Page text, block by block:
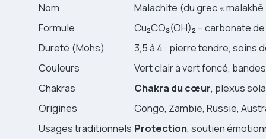
Nom
Malachite (du grec « malakhê
Formule
Cu₂CO₃(OH)₂ – carbonate
Dureté (Mohs)
3,5 à 4 : pierre tendre, soins
Couleurs
Vert clair à vert foncé,
Chakras
Chakra du cœur, plexus
Origines
Congo, Zambie, Russie,
Usages traditionnels Protection, soutien